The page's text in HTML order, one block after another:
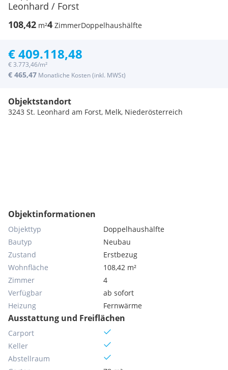
Leonhard / Forst
108,42 m²4 ZimmerDoppelhaushälfte
€ 409.118,48
€ 3.773,46/m²
€ 465,47 Monatliche Kosten (inkl. MWSt)
Objektstandort
3243 St. Leonhard am Forst, Melk, Niederösterreich
Objektinformationen
Objekttyp
Doppelhaushälfte
Bautyp
Neubau
Zustand
Erstbezug
Wohnfläche
108,42 m²
Zimmer
4
Verfügbar
ab sofort
Heizung
Fernwärme
Ausstattung und Freiflächen
Carport
Keller
Abstellraum